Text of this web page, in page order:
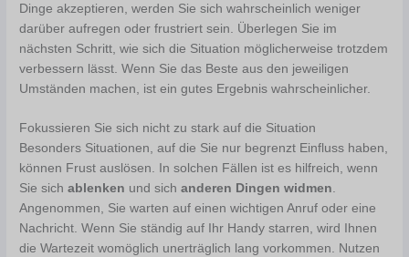
Dinge akzeptieren, werden Sie sich wahrscheinlich weniger
darüber aufregen oder frustriert sein. Überlegen Sie im
nächsten Schritt, wie sich die Situation möglicherweise trotzdem
verbessern lässt. Wenn Sie das Beste aus den jeweiligen
Umständen machen, ist ein gutes Ergebnis wahrscheinlicher.
Fokussieren Sie sich nicht zu stark auf die Situation
Besonders Situationen, auf die Sie nur begrenzt Einfluss haben,
können Frust auslösen. In solchen Fällen ist es hilfreich, wenn
Sie sichablenken und sichanderen Dingen widmen.
Angenommen, Sie warten auf einen wichtigen Anruf oder eine
Nachricht. Wenn Sie ständig auf Ihr Handy starren, wird Ihnen
die Wartezeit womöglich unerträglich lang vorkommen. Nutzen